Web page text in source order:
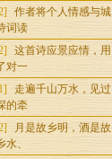
作者将个人情感与城
词读
这首诗应景应情，用
对一
走遍千山万水，见过
的牵
月是故乡明，酒是故
、